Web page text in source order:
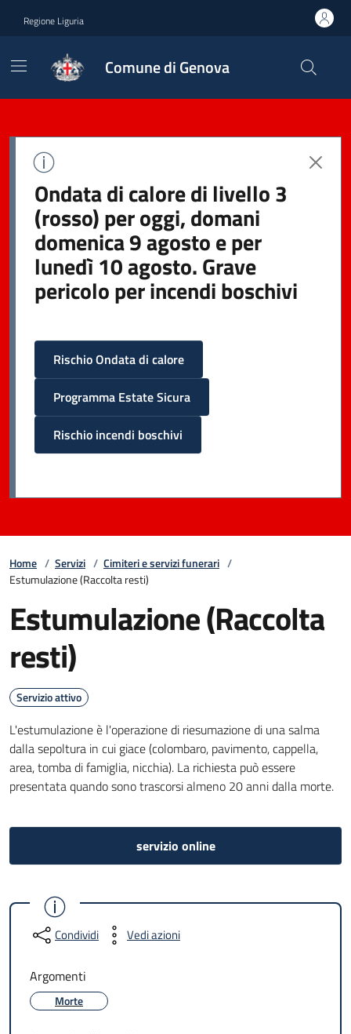
Regione Liguria
Comune di Genova
Ondata di calore di livello 3
(rosso) per oggi, domani
domenica 9 agosto e per
lunedì 10 agosto. Grave
pericolo per incendi boschivi
Rischio Ondata di calore
Programma Estate Sicura
Rischio incendi boschivi
Home / Servizi / Cimiteri e servizi funerari /
Estumulazione (Raccolta resti)
Estumulazione (Raccolta
resti)
Servizio attivo
L'estumulazione è l'operazione di riesumazione di una salma
dalla sepoltura in cui giace (colombaro, pavimento, cappella,
area, tomba di famiglia, nicchia). La richiesta può essere
presentata quando sono trascorsi almeno 20 anni dalla morte.
servizio online
Condividi Vedi azioni
Argomenti
Morte